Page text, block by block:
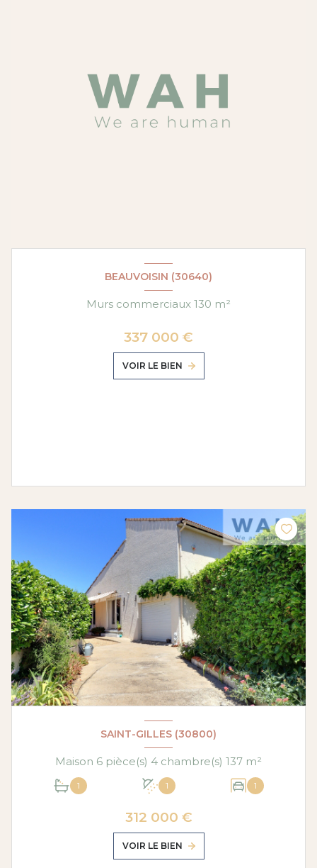
BEAUVOISIN (30640)
Murs commerciaux 130 m²
337 000 €
VOIR LE BIEN
SAINT-GILLES (30800)
Maison 6 pièce(s) 4 chambre(s) 137 m²
1 1 1
312 000 €
VOIR LE BIEN